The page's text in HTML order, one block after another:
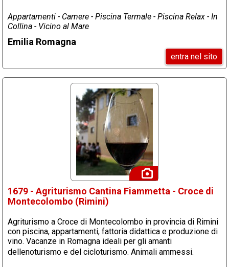
Appartamenti - Camere - Piscina Termale - Piscina Relax - In
Collina - Vicino al Mare
Emilia Romagna
entra nel sito
1679 - Agriturismo Cantina Fiammetta - Croce di
Montecolombo (Rimini)
Agriturismo a Croce di Montecolombo in provincia di Rimini
con piscina, appartamenti, fattoria didattica e produzione di
vino. Vacanze in Romagna ideali per gli amanti
dellenoturismo e del cicloturismo. Animali ammessi.